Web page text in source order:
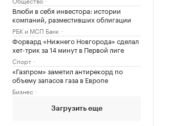
Влюби в себя инвестора: истории
компаний, разместивших облигации
РБК и МСП Банк
Форвард «Нижнего Новгорода» сделал
хет-трик за 14 минут в Первой лиге
Спорт
«Газпром» заметил антирекорд по
объему запасов газа в Европе
Бизнес
Загрузить еще